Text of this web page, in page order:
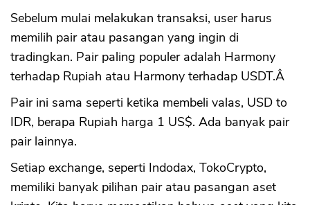
Sebelum mulai melakukan transaksi, user harus
memilih pair atau pasangan yang ingin di
tradingkan. Pair paling populer adalah Harmony
terhadap Rupiah atau Harmony terhadap USDT.Â
Pair ini sama seperti ketika membeli valas, USD to
IDR, berapa Rupiah harga 1 US$. Ada banyak pair
pair lainnya.
Setiap exchange, seperti Indodax, TokoCrypto,
memiliki banyak pilihan pair atau pasangan aset